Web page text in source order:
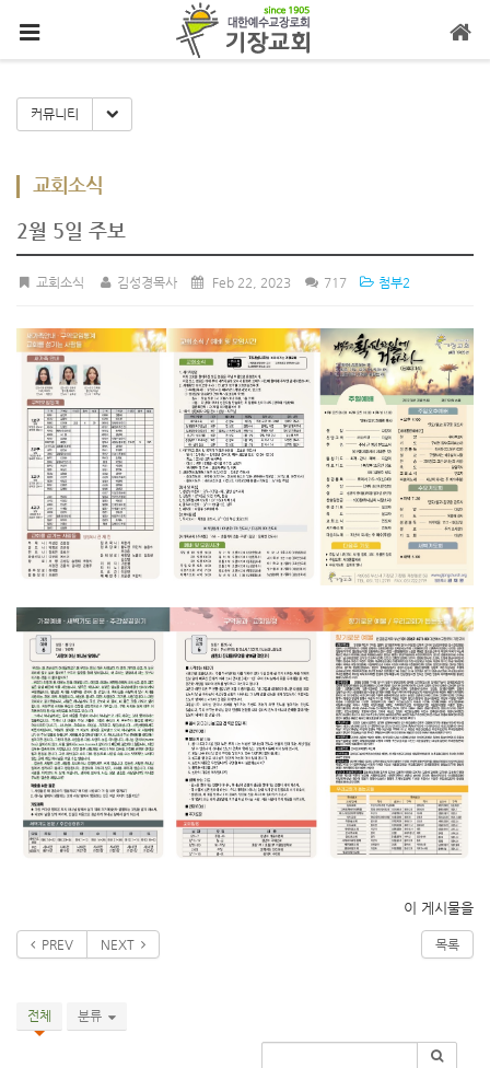
커뮤니티 Toggle Dropdown
교회소식
2월 5일 주보
교회소식 김성경목사 Feb 22, 2023 717 첨부2
이 게시물을
PREV NEXT 목록
전체 분류